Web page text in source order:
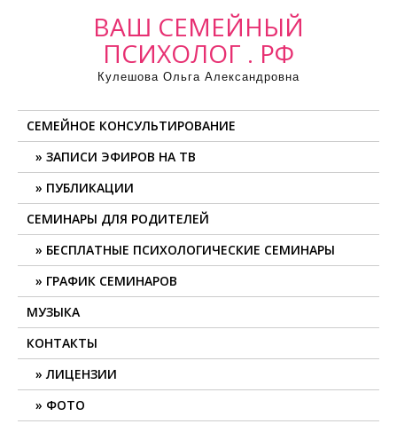
ВАШ СЕМЕЙНЫЙ
ПСИХОЛОГ . РФ
Кулешова Ольга Александровна
СЕМЕЙНОЕ КОНСУЛЬТИРОВАНИЕ
ЗАПИСИ ЭФИРОВ НА ТВ
ПУБЛИКАЦИИ
СЕМИНАРЫ ДЛЯ РОДИТЕЛЕЙ
БЕСПЛАТНЫЕ ПСИХОЛОГИЧЕСКИЕ СЕМИНАРЫ
ГРАФИК СЕМИНАРОВ
МУЗЫКА
КОНТАКТЫ
ЛИЦЕНЗИИ
ФОТО